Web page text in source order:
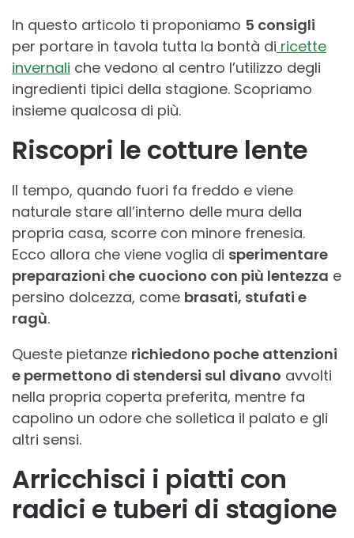
In questo articolo ti proponiamo 5 consigli
per portare in tavola tutta la bontà di ricette
invernali che vedono al centro l’utilizzo degli
ingredienti tipici della stagione. Scopriamo
insieme qualcosa di più.
Riscopri le cotture lente
Il tempo, quando fuori fa freddo e viene
naturale stare all’interno delle mura della
propria casa, scorre con minore frenesia.
Ecco allora che viene voglia di sperimentare
preparazioni che cuociono con più lentezza e
persino dolcezza, come brasati, stufati e
ragù.
Queste pietanze richiedono poche attenzioni
e permettono di stendersi sul divano avvolti
nella propria coperta preferita, mentre fa
capolino un odore che solletica il palato e gli
altri sensi.
Arricchisci i piatti con
radici e tuberi di stagione